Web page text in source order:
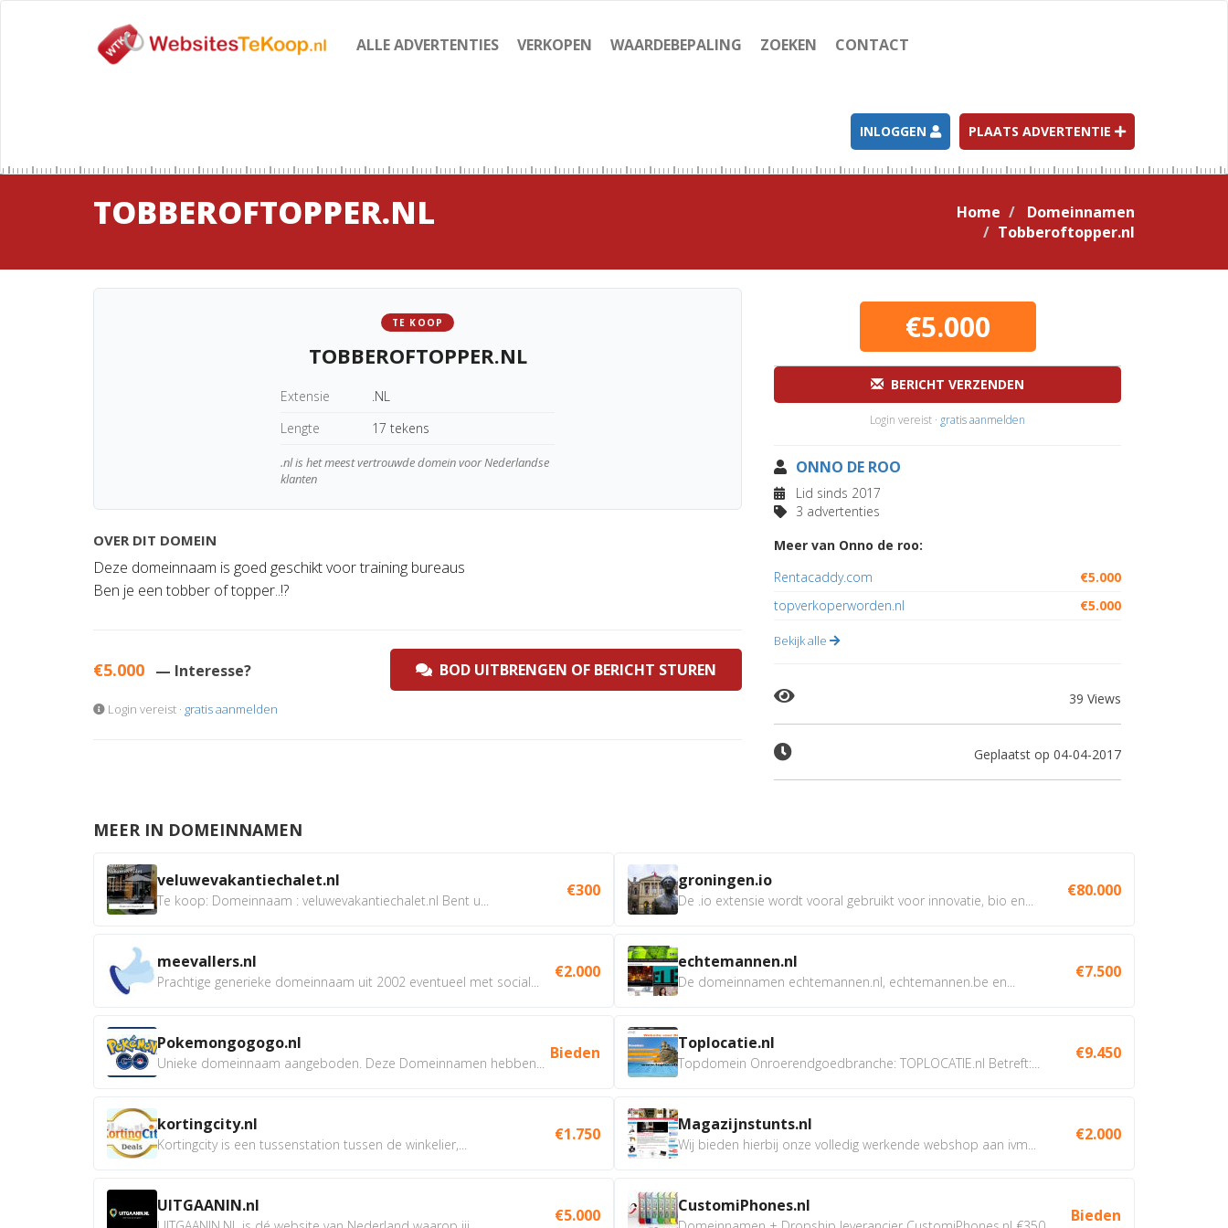
ALLE ADVERTENTIES VERKOPEN WAARDEBEPALING ZOEKEN CONTACT
INLOGGEN PLAATS ADVERTENTIE
TOBBEROFTOPPER.NL Home
Domeinnamen
Tobberoftopper.nl
TE KOOP
TOBBEROFTOPPER.NL
Extensie
.NL
Lengte
17 tekens
.nl is het meest vertrouwde domein voor Nederlandse
klanten
OVER DIT DOMEIN
Deze domeinnaam is goed geschikt voor training bureaus
Ben je een tobber of topper..!?
€5.000 — Interesse? BOD UITBRENGEN OF BERICHT STUREN
Login vereist · gratis aanmelden
€5.000
BERICHT VERZENDEN
Login vereist · gratis aanmelden
ONNO DE ROO
Lid sinds 2017
3 advertenties
Meer van Onno de roo:
Rentacaddy.com
€5.000
topverkoperworden.nl
€5.000
Bekijk alle
39 Views
Geplaatst op 04-04-2017
MEER IN DOMEINNAMEN
veluwevakantiechalet.nl
Te koop: Domeinnaam : veluwevakantiechalet.nl Bent u...
€300
meevallers.nl
Prachtige generieke domeinnaam uit 2002 eventueel met social...
€2.000
Pokemongogogo.nl
Unieke domeinnaam aangeboden. Deze Domeinnamen hebben...
Bieden
kortingcity.nl
Kortingcity is een tussenstation tussen de winkelier,...
€1.750
UITGAANIN.nl €5.000
groningen.io
De .io extensie wordt vooral gebruikt voor innovatie, bio en...
€80.000
echtemannen.nl
De domeinnamen echtemannen.nl, echtemannen.be en...
€7.500
Toplocatie.nl
Topdomein Onroerendgoedbranche: TOPLOCATIE.nl Betreft:...
€9.450
Magazijnstunts.nl
Wij bieden hierbij onze volledig werkende webshop aan ivm...
€2.000
CustomiPhones.nl Bieden